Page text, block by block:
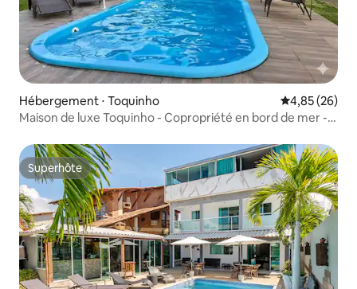
Hébergement ⋅ Toquinho Évaluation
4,85 (26)
Maison de luxe Toquinho - Copropriété en bord de mer -
Superhôte
Superhôte